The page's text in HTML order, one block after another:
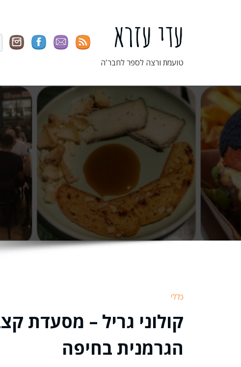
עדי עזרא
טועמת ורצה לספר לחבר'ה
כללי
קולוני גריל – מסעדת
הגרמנית בחיפה